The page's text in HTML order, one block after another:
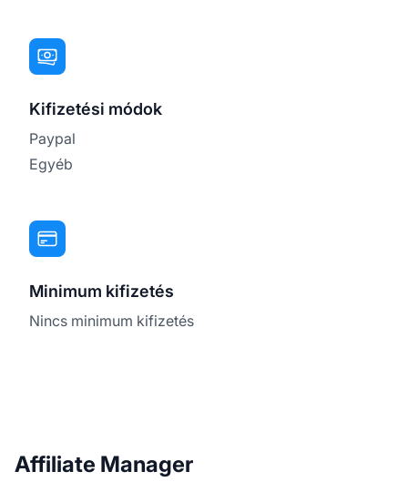
Kifizetési módok
Paypal
Egyéb
Minimum kifizetés
Nincs minimum kifizetés
Affiliate Manager